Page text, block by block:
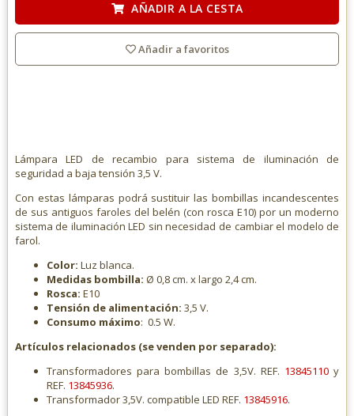
AÑADIR A LA CESTA
Añadir a favoritos
Lámpara LED de recambio para sistema de iluminación de
seguridad a baja tensión 3,5 V.
Con estas lámparas podrá sustituir las bombillas incandescentes
de sus antiguos faroles del belén (con rosca E10) por un moderno
sistema de iluminación LED sin necesidad de cambiar el modelo de
farol.
Color: Luz blanca.
Medidas bombilla: Ø 0,8 cm. x largo 2,4 cm.
Rosca: E10
Tensión de alimentación: 3,5 V.
Consumo máximo: 0.5 W.
Artículos relacionados (se venden por separado):
Transformadores para bombillas de 3,5V. REF. 13845110 y
REF. 13845936.
Transformador 3,5V. compatible LED REF. 13845916.